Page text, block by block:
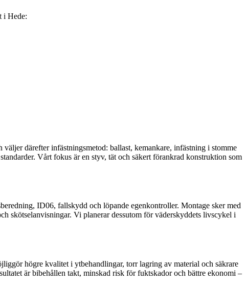
i Hede:
därefter infästningsmetod: ballast, kemankare, infästning i stomme
Vårt fokus är en styv, tät och säkert förankrad konstruktion som
ID06, fallskydd och löpande egenkontroller. Montage sker med
skötselanvisningar. Vi planerar dessutom för väderskyddets livscykel i
högre kvalitet i ytbehandlingar, torr lagring av material och säkrare
är bibehållen takt, minskad risk för fuktskador och bättre ekonomi –